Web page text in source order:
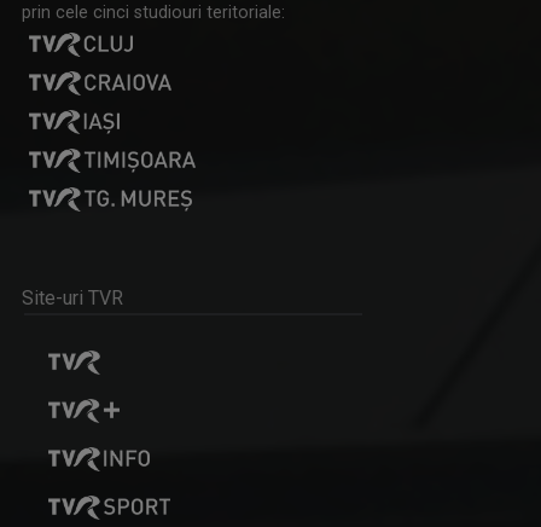
prin cele cinci studiouri teritoriale:
Site-uri TVR